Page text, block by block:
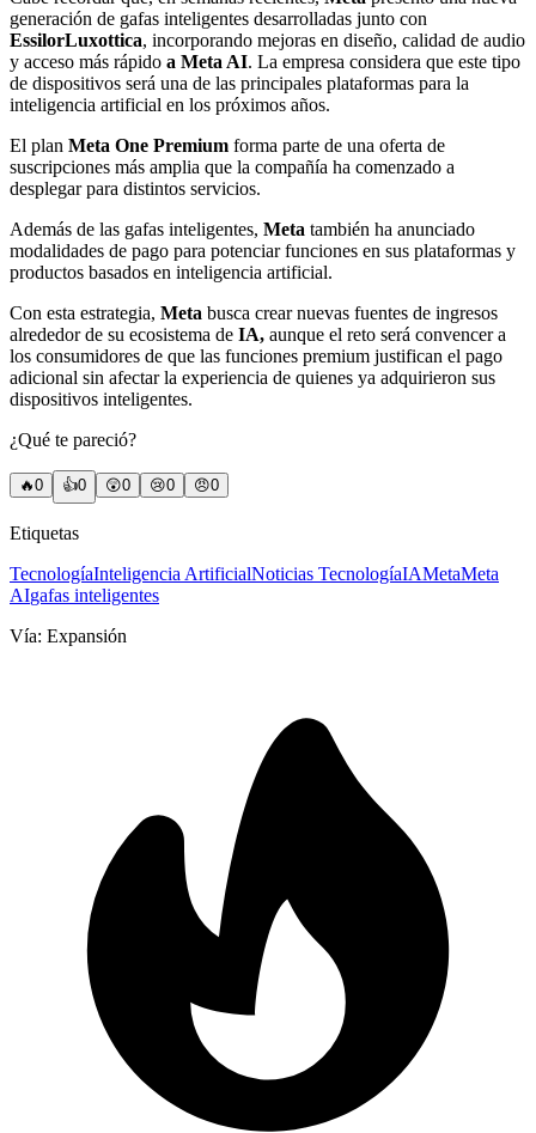
generación de gafas inteligentes desarrolladas junto con
EssilorLuxottica, incorporando mejoras en diseño, calidad de audio
y acceso más rápido a Meta AI. La empresa considera que este tipo
de dispositivos será una de las principales plataformas para la
inteligencia artificial en los próximos años.
El plan Meta One Premium forma parte de una oferta de
suscripciones más amplia que la compañía ha comenzado a
desplegar para distintos servicios.
Además de las gafas inteligentes, Meta también ha anunciado
modalidades de pago para potenciar funciones en sus plataformas y
productos basados en inteligencia artificial.
Con esta estrategia, Meta busca crear nuevas fuentes de ingresos
alrededor de su ecosistema de IA, aunque el reto será convencer a
los consumidores de que las funciones premium justifican el pago
adicional sin afectar la experiencia de quienes ya adquirieron sus
dispositivos inteligentes.
¿Qué te pareció?
🔥0 👍0 😲0 😢0 😠0
Etiquetas
TecnologíaInteligencia ArtificialNoticias TecnologíaIAMetaMeta
AIgafas inteligentes
Vía: Expansión